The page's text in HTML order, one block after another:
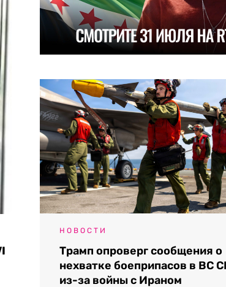
НОВОСТИ
Трамп опроверг сообщения о
нехватке боеприпасов в ВС
из-за войны с Ираном